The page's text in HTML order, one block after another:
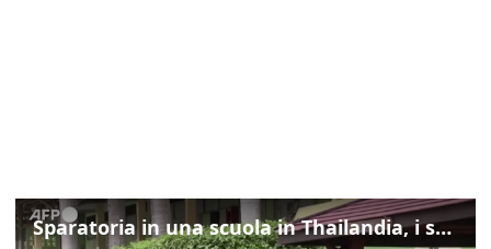
Sparatoria in una scuola in Thailandia, i soccorsi sul posto